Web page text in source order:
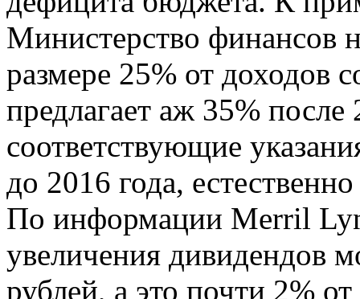
Министерство финансов
размере 25% от доходов
предлагает аж 35% после
соответствующие
до 2016 года,
По информации Merril
увеличения дивидендов
рублей, а это почти 2%